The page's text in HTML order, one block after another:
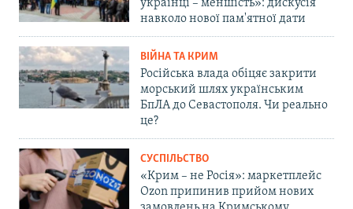
українці – меншість»: дискусія
навколо нової пам'ятної дати
ВІЙНА ТА КРИМ
Російська влада обіцяє закрити
морський шлях українським
БпЛА до Севастополя. Чи реально
це?
СУСПІЛЬСТВО
«Крим – не Росія»: маркетплейс
Ozon припинив прийом нових